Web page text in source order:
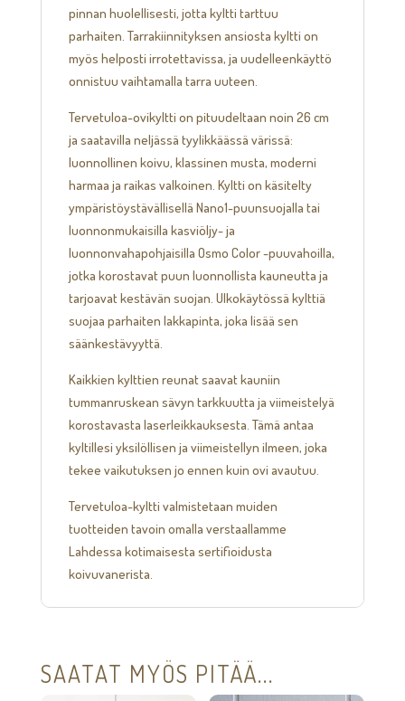
pinnan huolellisesti, jotta kyltti tarttuu
parhaiten. Tarrakiinnityksen ansiosta kyltti on
myös helposti irrotettavissa, ja uudelleenkäyttö
onnistuu vaihtamalla tarra uuteen.
Tervetuloa-ovikyltti on pituudeltaan noin 26 cm
ja saatavilla neljässä tyylikkäässä värissä:
luonnollinen koivu, klassinen musta, moderni
harmaa ja raikas valkoinen. Kyltti on käsitelty
ympäristöystävällisellä Nano1-puunsuojalla tai
luonnonmukaisilla kasviöljy- ja
luonnonvahapohjaisilla Osmo Color -puuvahoilla,
jotka korostavat puun luonnollista kauneutta ja
tarjoavat kestävän suojan. Ulkokäytössä kylttiä
suojaa parhaiten lakkapinta, joka lisää sen
säänkestävyyttä.
Kaikkien kylttien reunat saavat kauniin
tummanruskean sävyn tarkkuutta ja viimeistelyä
korostavasta laserleikkauksesta. Tämä antaa
kyltillesi yksilöllisen ja viimeistellyn ilmeen, joka
tekee vaikutuksen jo ennen kuin ovi avautuu.
Tervetuloa-kyltti valmistetaan muiden
tuotteiden tavoin omalla verstaallamme
Lahdessa kotimaisesta sertifioidusta
koivuvanerista.
SAATAT MYÖS PITÄÄ...